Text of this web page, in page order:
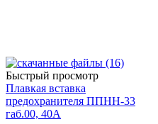
Быстрый просмотр
Плавкая вставка
предохранителя ППНН-33
габ.00, 40А